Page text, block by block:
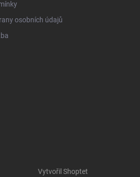
osobních údajů
Vytvořil Shoptet